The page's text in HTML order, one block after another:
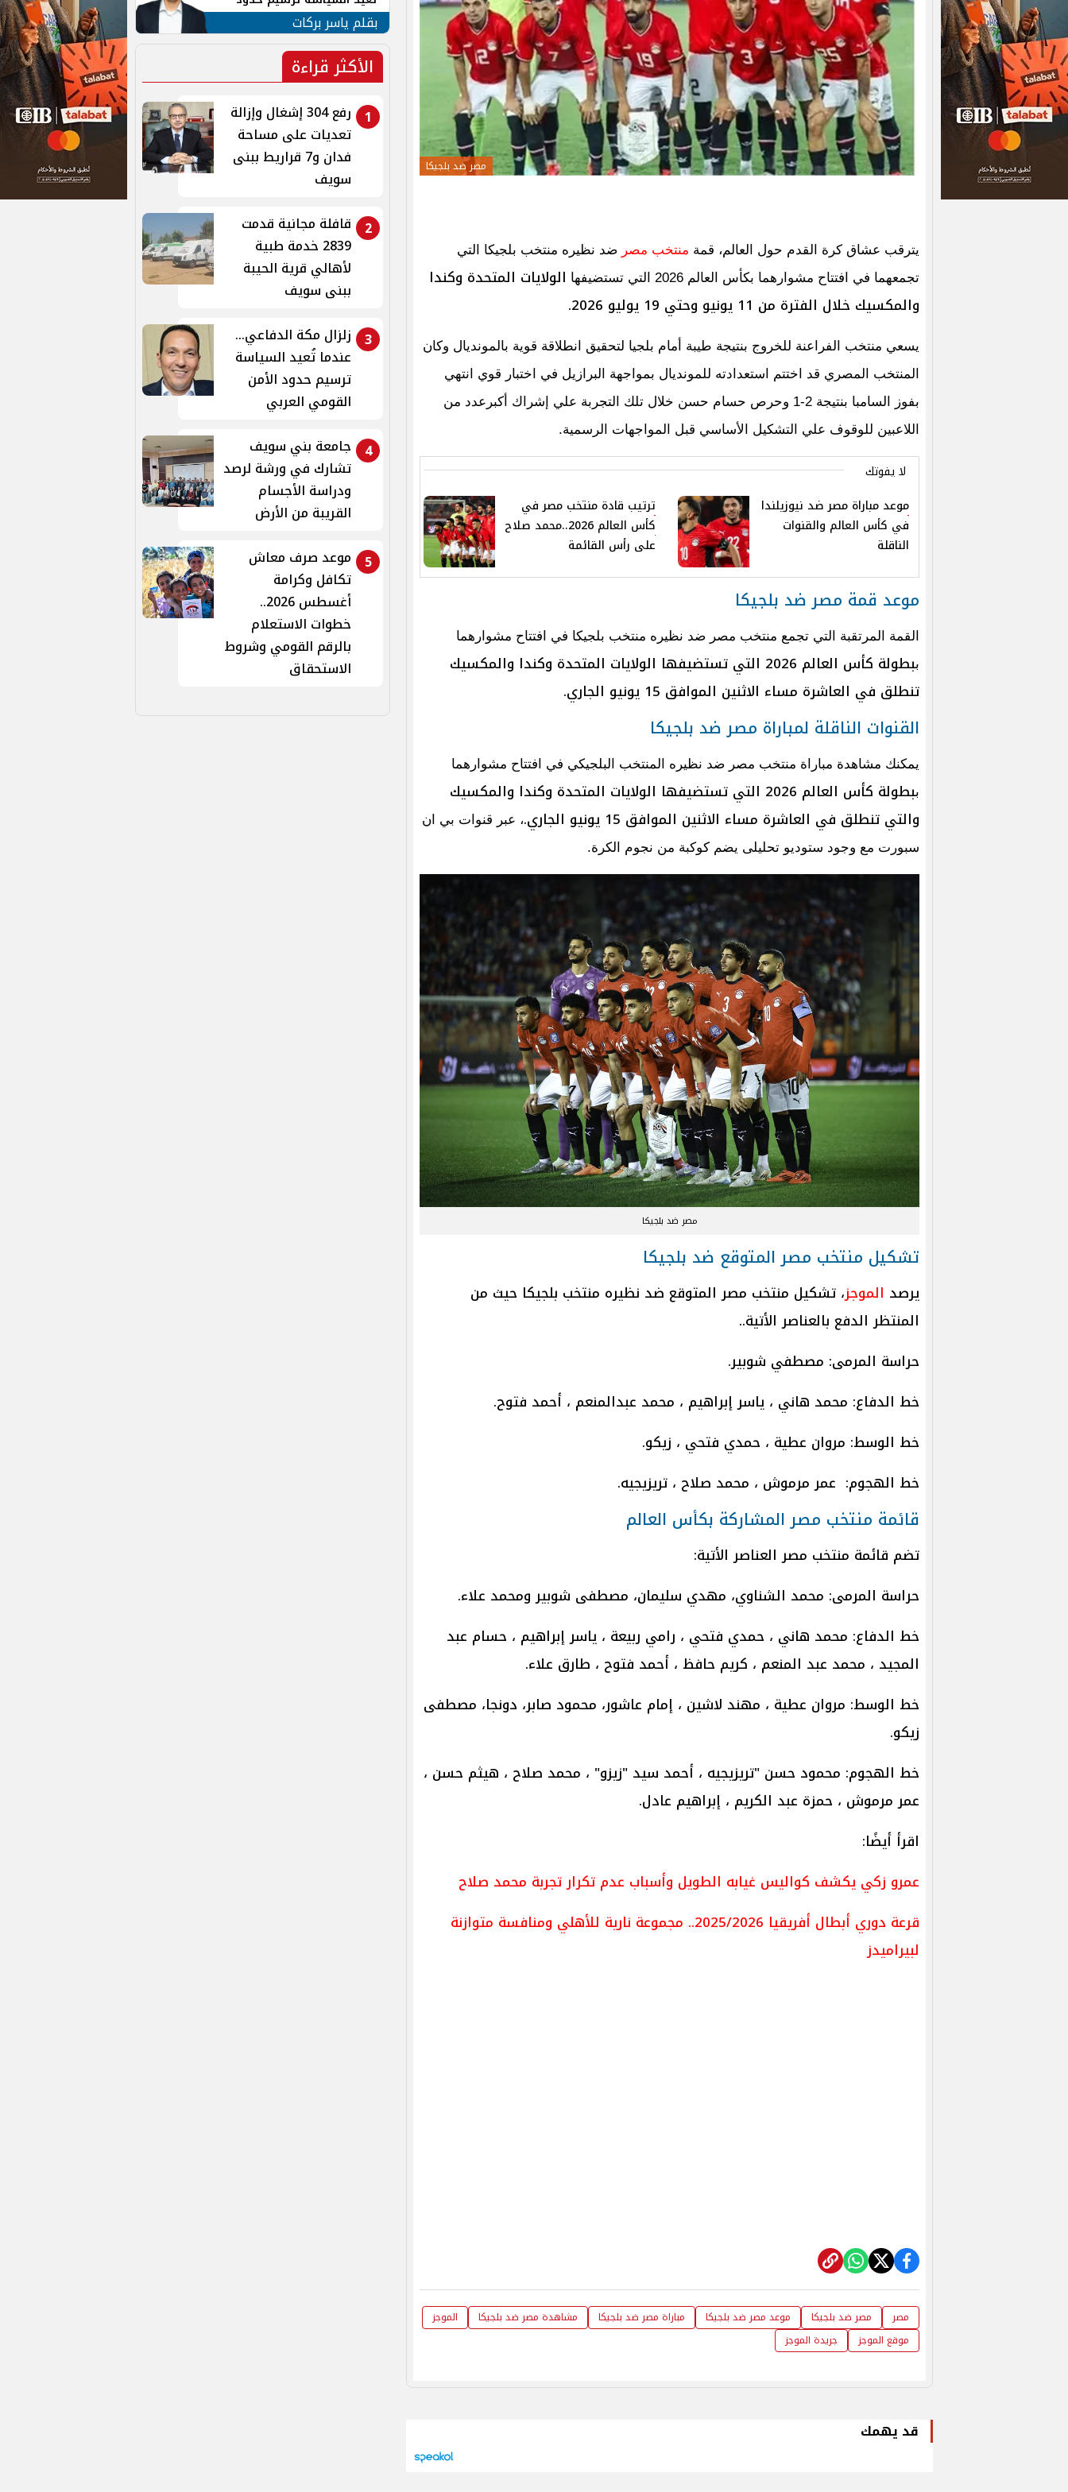
مصر ضد بلجيكا
يترقب عشاق كرة القدم حول العالم، قمة منتخب مصر ضد نظيره منتخب بلجيكا التي
تجمعهما في افتتاح مشوارهما بكأس العالم 2026 التي تستضيفها
الولايات المتحدة وكندا
والمكسيك خلال الفترة من 11 يونيو وحتي 19 يوليو 2026.
يسعي منتخب الفراعنة للخروج بنتيجة طيبة أمام بلجيا لتحقيق انطلاقة قوية بالمونديال وكان
المنتخب المصري قد اختتم استعدادته للمونديال بمواجهة البرازيل في اختبار قوي انتهي
بفوز السامبا بنتيجة 2-1 وحرص حسام حسن خلال تلك التجربة علي إشراك أكبرعدد من
اللاعبين للوقوف علي التشكيل الأساسي قبل المواجهات الرسمية.
لا يفوتك
موعد مباراة مصر ضد نيوزيلندا
في كأس العالم والقنوات
الناقلة
ترتيب قادة منتخب مصر في
كأس العالم 2026..محمد صلاح
على رأس القائمة
موعد قمة مصر ضد بلجيكا
القمة المرتقبة التي تجمع منتخب مصر ضد نظيره منتخب بلجيكا في افتتاح مشوارهما
ب
بطولة كأس العالم 2026 التي تستضيفها الولايات المتحدة وكندا والمكسيك
تنطلق في العاشرة مساء الاثنين الموافق 15 يونيو الجاري.
القنوات الناقلة لمباراة مصر ضد بلجيكا
يمكنك مشاهدة مباراة منتخب مصر ضد نظيره المنتخب البلجيكي في افتتاح مشوارهما
ب
بطولة كأس العالم 2026 التي تستضيفها الولايات المتحدة وكندا والمكسيك
والتي تنطلق في العاشرة مساء الاثنين الموافق 15 يونيو الجاري.
، عبر قنوات بي ان
سبورت مع وجود ستوديو تحليلى يضم كوكبة من نجوم الكرة.
مصر ضد بلجيكا
تشكيل منتخب مصر المتوقع ضد بلجيكا
يرصد الموجز، تشكيل منتخب مصر المتوقع ضد نظيره منتخب بلجيكا حيث من
المنتظر الدفع بالعناصر الأتية..
حراسة المرمى: مصطفي شوبير.
خط الدفاع: محمد هاني ، ياسر إبراهيم ، محمد عبدالمنعم ، أحمد فتوح.
خط الوسط: مروان عطية ، حمدي فتحي ، زيكو.
خط الهجوم: عمر مرموش ، محمد صلاح ، تريزيجيه.
قائمة منتخب مصر المشاركة بكأس العالم
تضم قائمة منتخب مصر العناصر الأتية:
حراسة المرمى: محمد الشناوي، مهدي سليمان، مصطفى شوبير ومحمد علاء.
خط الدفاع: محمد هاني ، حمدي فتحي ، رامي ربيعة ، ياسر إبراهيم ، حسام عبد
المجيد ، محمد عبد المنعم ، كريم حافظ ، أحمد فتوح ، طارق علاء.
خط الوسط: مروان عطية ، مهند لاشين ، إمام عاشور، محمود صابر، دونجا، مصطفى
زيكو.
خط الهجوم: محمود حسن "تريزيجيه ، أحمد سيد "زيزو" ، محمد صلاح ، هيثم حسن ،
عمر مرموش ، حمزة عبد الكريم ، إبراهيم عادل.
اقرأ أيضًا:
عمرو زكي يكشف كواليس غيابه الطويل وأسباب عدم تكرار تجربة محمد صلاح
قرعة دوري أبطال أفريقيا 2025/2026.. مجموعة نارية للأهلي ومنافسة متوازنة
لبيراميدز
مصر مصر ضد بلجيكا موعد مصر ضد بلجيكا مباراة مصر ضد بلجيكا مشاهدة مصر ضد بلجيكا
الموجز
موقع الموجز
جريدة الموجز
قد يهمك
الأمن القومي العربي
بقلم ياسر بركات
الأكثر قراءة
1
رفع 304 إشغال وإزالة
تعديات على مساحة
فدان و7 قراريط ببنى
سويف
2
قافلة مجانية قدمت
2839 خدمة طبية
لأهالي قرية الحيبة
ببنى سويف
3 زلزال مكة الدفاعي...
عندما تُعيد السياسة
ترسيم حدود الأمن
القومي العربي
4
جامعة بني سويف
تشارك في ورشة لرصد
ودراسة الأجسام
القريبة من الأرض
5
موعد صرف معاش
تكافل وكرامة
أغسطس 2026..
خطوات الاستعلام
بالرقم القومي وشروط
الاستحقاق